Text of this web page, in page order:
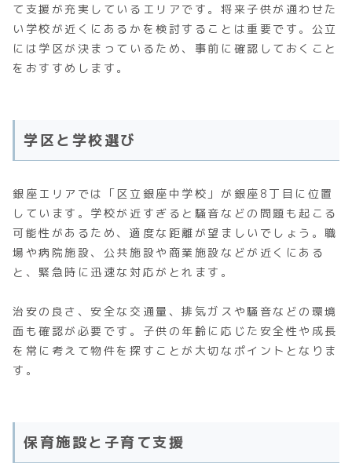
て支援が充実しているエリアです。将来子供が通わせた
い学校が近くにあるかを検討することは重要です。公立
には学区が決まっているため、事前に確認しておくこと
をおすすめします。
学区と学校選び
銀座エリアでは「区立銀座中学校」が銀座8丁目に位置
しています。学校が近すぎると騒音などの問題も起こる
可能性があるため、適度な距離が望ましいでしょう。職
場や病院施設、公共施設や商業施設などが近くにある
と、緊急時に迅速な対応がとれます。
治安の良さ、安全な交通量、排気ガスや騒音などの環境
面も確認が必要です。子供の年齢に応じた安全性や成長
を常に考えて物件を探すことが大切なポイントとなりま
す。
保育施設と子育て支援